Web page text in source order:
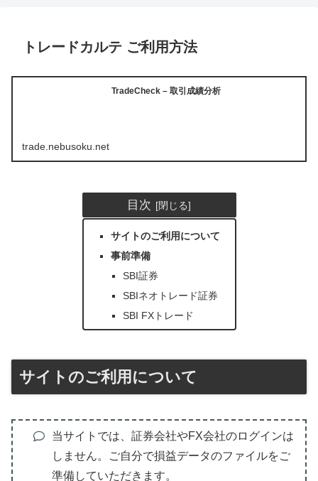
トレードカルテ ご利用方法
TradeCheck – 取引成績分析
trade.nebusoku.net
目次
サイトのご利用について
事前準備
SBI証券
SBIネオトレード証券
SBI FXトレード
サイトのご利用について
当サイトでは、証券会社やFX会社のログインは
しません。ご自分で損益データのファイルをご
準備していただきます。